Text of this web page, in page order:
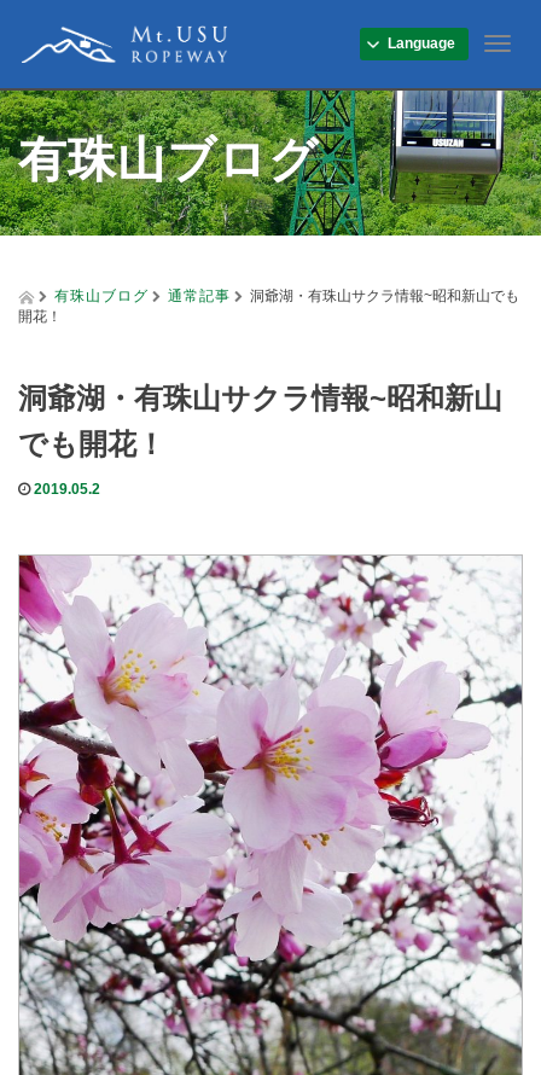
T
g
g
e
n
a
v
g
n
Language
有珠山ブログ
有珠山ブログ 通常記事
洞爺湖・有珠山サクラ情報~昭和新山でも
開花！
洞爺湖・有珠山サクラ情報~昭和新山
でも開花！
2019.05.2